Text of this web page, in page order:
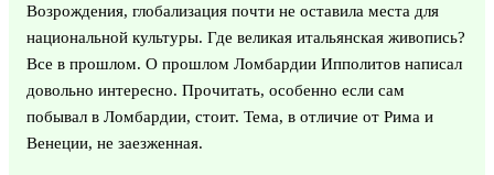
Возрождения, глобализация почти не оставила места для
национальной культуры. Где великая итальянская живопись?
Все в прошлом. О прошлом Ломбардии Ипполитов написал
довольно интересно. Прочитать, особенно если сам
побывал в Ломбардии, стоит. Тема, в отличие от Рима и
Венеции, не заезженная.